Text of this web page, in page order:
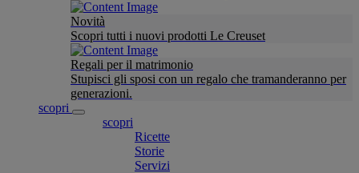
Novità
Scopri tutti i nuovi prodotti Le Creuset
Regali per il matrimonio
Stupisci gli sposi con un regalo che tramanderanno per
generazioni.
scopri
scopri
Ricette
Storie
Servizi